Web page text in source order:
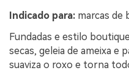
Indicado para: marcas de
Fundadas e estilo
secas, geleia de ameixa e
suaviza o roxo e torna